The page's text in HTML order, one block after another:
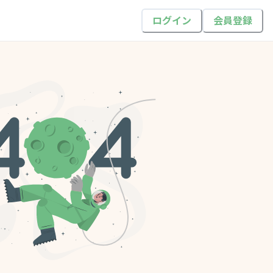
ログイン 会員登録